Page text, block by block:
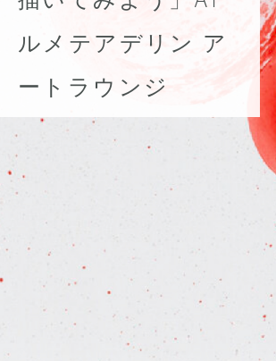
ルメテアデリン ア
ートラウンジ